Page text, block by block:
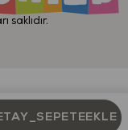
saklıdır.